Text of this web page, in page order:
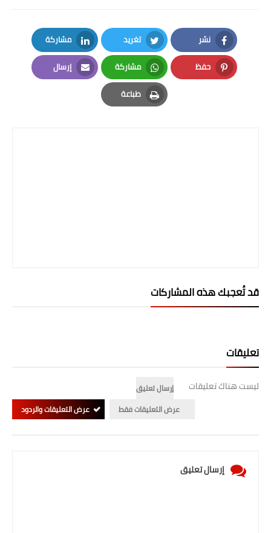
ملازم دراسية
المرحلة الابتدائية
المرحلة المتوسطة
اخبار وقرارات وزارة التعليم
العالي
نشر
Facebook
تغريد
Twitter
مشاركة
LinkedIn
حفظ
Pinterest
مشاركة
Whatsapp
إرسال
Email
طباعة
Print
قد تُعجبك هذه المشاركات
تعليقات
ليست هناك تعليقات
إرسال تعليق
عرض التعليقات فقط
عرض التعليقات والردود
إرسال تعليق